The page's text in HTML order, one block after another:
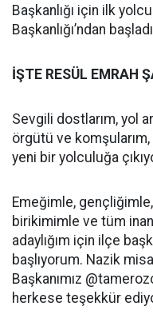
Başkanlığı için ilk
Başkanlığı’ndan
İŞTE RESÜL EMRAH
Sevgili dostlarım, yol
örgütü ve
yeni bir yolculuğa
Emeğimle,
birikimimle ve tüm
adaylığım için ilçe
başlıyorum. Nazik
Başkanımız
herkese teşekkür